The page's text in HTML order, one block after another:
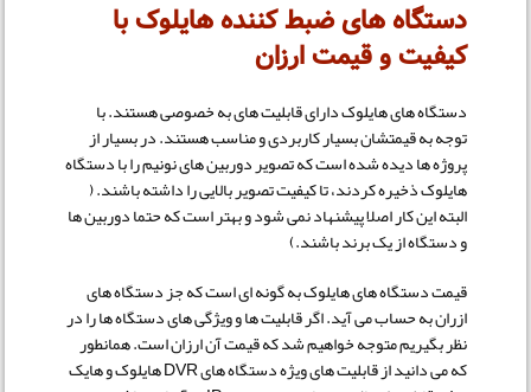
دستگاه های ضبط کننده هایلوک با
کیفیت و قیمت ارزان
دستگاه های هایلوک دارای قابلیت های به خصوصی هستند. با
توجه به قیمتشان بسیار کاربردی و مناسب هستند. در بسیار از
پروژه ها دیده شده است که تصویر دوربین های نونیم را با دستگاه
هایلوک ذخیره کردند، تا کیفیت تصویر بالایی را داشته باشند. (
البته این کار اصلا پیشنهاد نمی شود و بهتر است که حتما دوربین ها
و دستگاه از یک برند باشند.)
قیمت دستگاه های هایلوک به گونه ای است که جز دستگاه های
ازران به حساب می آید. اگر قابلیت ها و ویژگی های دستگاه ها را در
نظر بگیریم متوجه خواهیم شد که قیمت آن ارزان است. همانطور
که می دانید از قابلیت های ویژه دستگاه های DVR هایلوک و هایک